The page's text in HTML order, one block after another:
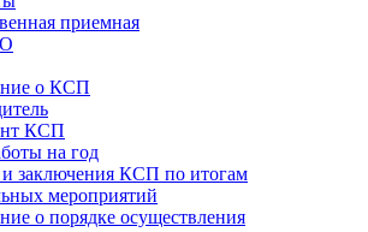
приемная
о КСП
КСП
на год
заключения КСП по итогам
мероприятий
о порядке осуществления